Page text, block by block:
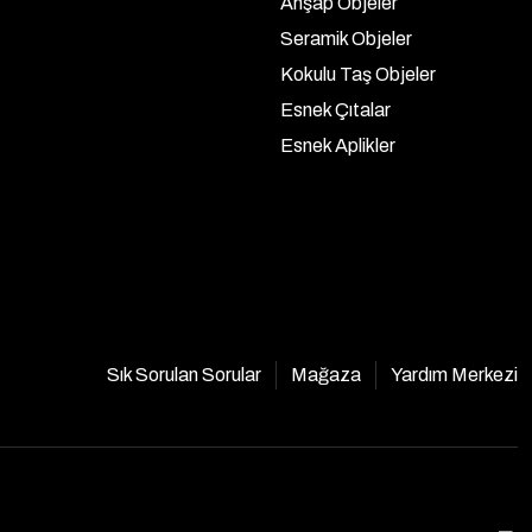
Seramik Objeler
Kokulu Taş Objeler
Esnek Çıtalar
Esnek Aplikler
Sık Sorulan Sorular Mağaza Yardım Merkezi